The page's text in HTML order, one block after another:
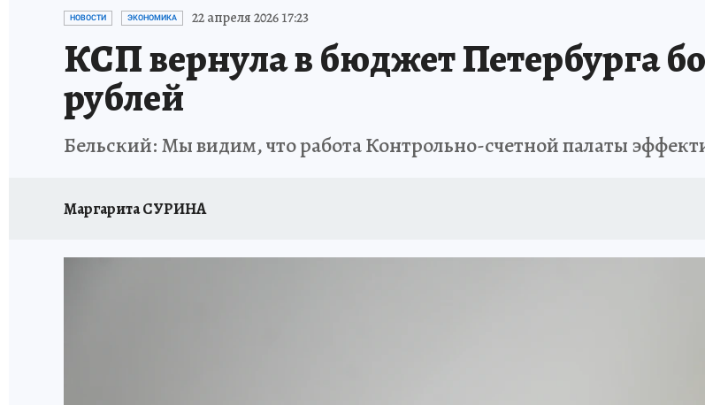
ПЕТЕРБУРГСКАЯ СТРОЙКА
НОВОСТИ ЭКОНОМИКА 22 апреля 2026 17:23
КСП вернула в бюджет Петербурга
рублей
Бельский: Мы видим, что работа Контрольно-счетной палаты
Маргарита СУРИНА